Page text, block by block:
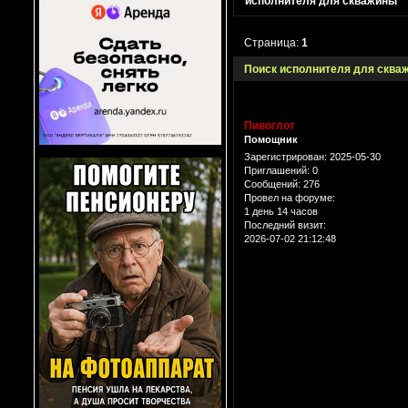
Поиск исполнителя для
Страница:1
Пивоглот
Помощник
Зарегистрирован: 2025-05-30
Приглашений: 0
Сообщений: 276
Провел на форуме:
1 день 14 часов
Последний визит:
2026-07-02 21:12:48